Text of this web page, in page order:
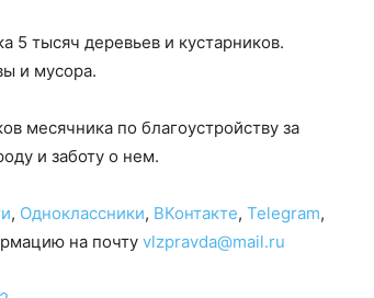
5 тысяч деревьев и кустарников.
и мусора.
месячника по благоустройству за
и заботу о нем.
, Одноклассники, ВКонтакте, Telegram,
на почту vlzpravda@mail.ru